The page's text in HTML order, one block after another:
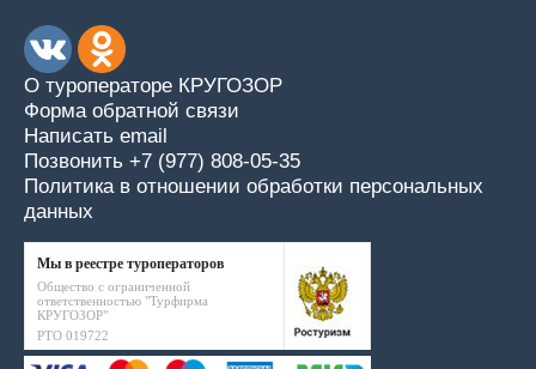
О туроператоре КРУГОЗОР
Форма обратной связи
Написать email
Позвонить +7 (977) 808-05-35
Политика в отношении обработки персональных
данных
Мы в реестре туроператоров
Общество с ограниченной
ответственностью "Турфирма
КРУГОЗОР"
РТО 019722